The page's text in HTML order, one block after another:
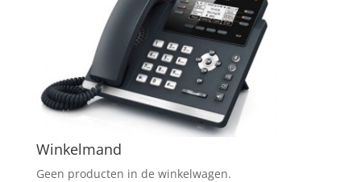
Winkelmand
Geen producten in de winkelwagen.